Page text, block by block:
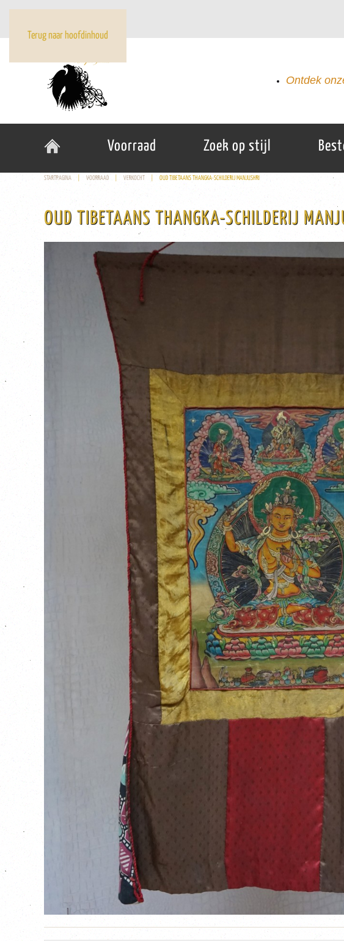
Terug naar hoofdinhoud
Ontdek
Voorraad Zoek op stijl
STARTPAGINA VOORRAAD VERKOCHT OUD TIBETAANS THANGKA-SCHILDERIJ MANJUSHRI
OUD TIBETAANS THANGKA-SCHILDERIJ